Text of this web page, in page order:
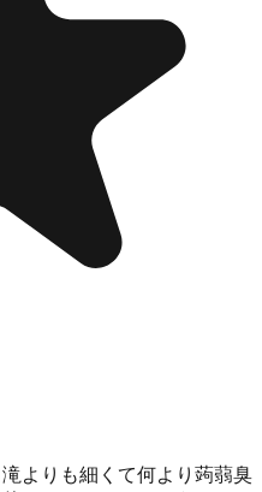
よりも細くて何より蒟蒻臭